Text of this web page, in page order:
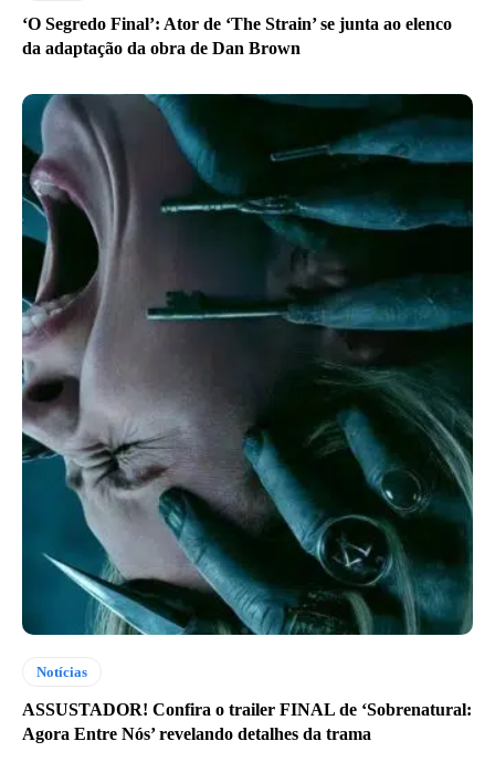
‘O Segredo Final’: Ator de ‘The Strain’ se junta ao elenco
da adaptação da obra de Dan Brown
Notícias
ASSUSTADOR! Confira o trailer FINAL de ‘Sobrenatural:
Agora Entre Nós’ revelando detalhes da trama